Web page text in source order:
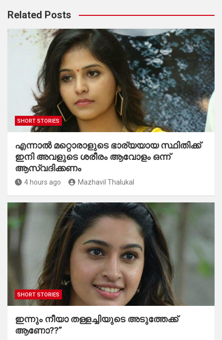
Related Posts
SHORT STORIES
എന്നാൽ മറ്റൊരാളുടെ ഭാര്യയായ സ്ഥിതിക്ക്
ഇനി അവളുടെ ശരീരം ആവോളം ഒന്ന്
ആസ്വദിക്കണം
4 hours ago Mazhavil Thalukal
SHORT STORIES
ഇന്നും നീയാ തള്ളച്ചിയുടെ അടുത്തേക്ക്
ആണോ??”